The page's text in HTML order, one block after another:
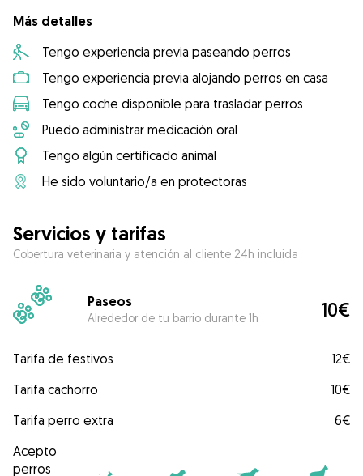
Más detalles
Tengo experiencia previa paseando perros
Tengo experiencia previa alojando perros en casa
Tengo coche disponible para trasladar perros
Puedo administrar medicación oral
Tengo algún certificado animal
He sido voluntario/a en protectoras
Servicios y tarifas
Cobertura veterinaria y atención al cliente 24h incluida
Paseos
Alrededor de tu barrio durante 1h 10€
Tarifa de festivos
12€
Tarifa cachorro
10€
Tarifa perro extra
6€
Acepto
perros